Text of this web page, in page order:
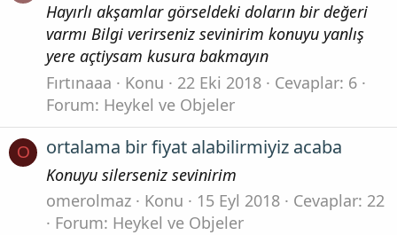
Hayırlı akşamlar görseldeki doların bir değeri
varmı Bilgi verirseniz sevinirim konuyu yanlış
yere açtiysam kusura bakmayın
Fırtınaaa
Konu 22 Eki 2018
Cevaplar: 6
Forum: Heykel ve Objeler
O ortalama bir fiyat alabilirmiyiz acaba
Konuyu silerseniz sevinirim
omerolmaz
Konu 15 Eyl 2018
Cevaplar: 22
Forum: Heykel ve Objeler